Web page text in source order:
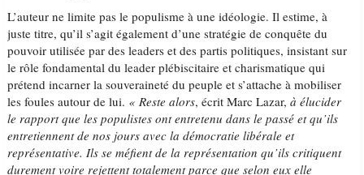
L’auteur ne limite pas le populisme à une idéologie. Il estime, à
juste titre, qu’il s’agit également d’une stratégie de conquête du
pouvoir utilisée par des leaders et des partis politiques, insistant sur
le rôle fondamental du leader plébiscitaire et charismatique qui
prétend incarner la souveraineté du peuple et s’attache à mobiliser
les foules autour de lui. « Reste alors, écrit Marc Lazar,à élucider
le rapport que les populistes ont entretenu dans le passé et qu’ils
entretiennent de nos jours avec la démocratie libérale et
représentative. Ils se méfient de la représentation qu’ils critiquent
durement voire rejettent totalement parce que selon eux elle